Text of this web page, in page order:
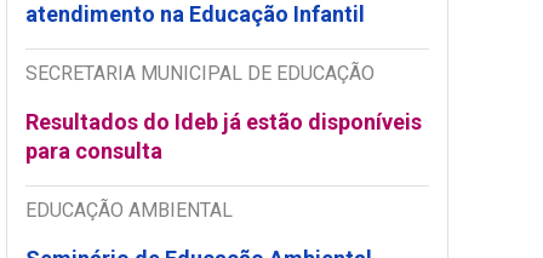
atendimento na Educação Infantil
SECRETARIA MUNICIPAL DE EDUCAÇÃO
Resultados do Ideb já estão disponíveis
para consulta
EDUCAÇÃO AMBIENTAL